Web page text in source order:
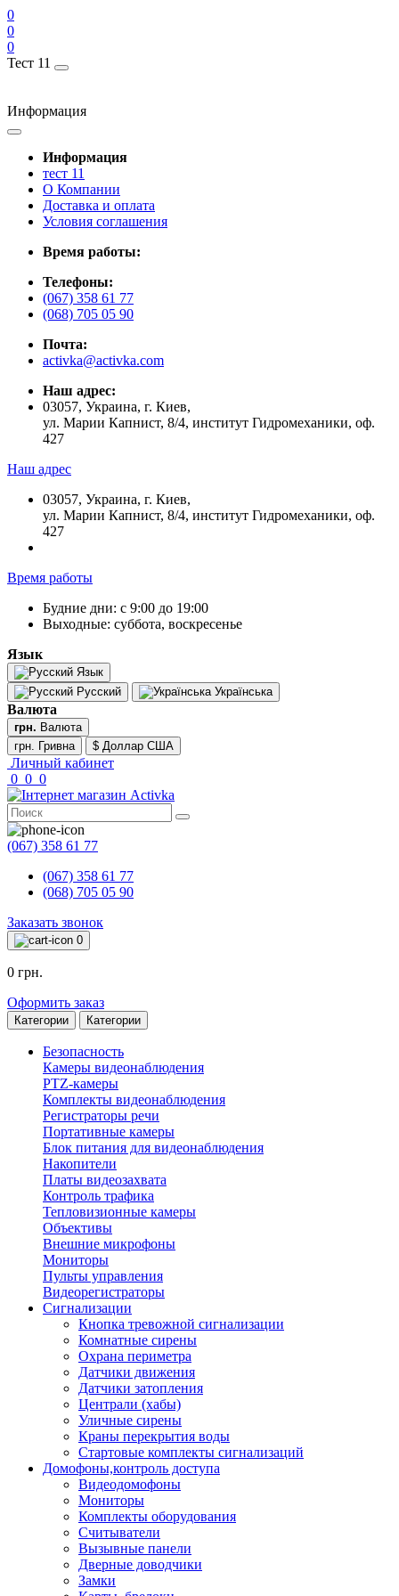
0
0
0
Тест 11
Информация
Информация
тест 11
О Компании
Доставка и оплата
Условия соглашения
Время работы:
Телефоны:
(067) 358 61 77
(068) 705 05 90
Почта:
activka@activka.com
Наш адрес:
03057, Украина, г. Киев,
ул. Марии Капнист, 8/4, институт Гидромеханики, оф.
427
Наш адрес
03057, Украина, г. Киев,
ул. Марии Капнист, 8/4, институт Гидромеханики, оф.
427
Время работы
Будние дни: с 9:00 до 19:00
Выходные: суббота, воскресенье
Язык
Язык
Русский
Українська
Валюта
грн. Валюта
грн. Гривна
$ Доллар США
Личный кабинет
0 0 0
(067) 358 61 77
(067) 358 61 77
(068) 705 05 90
Заказать звонок
0
0 грн.
Оформить заказ
Категории Категории
Безопасность
Камеры видеонаблюдения
PTZ-камеры
Комплекты видеонаблюдения
Регистраторы речи
Портативные камеры
Блок питания для видеонаблюдения
Накопители
Платы видеозахвата
Контроль трафика
Тепловизионные камеры
Объективы
Внешние микрофоны
Мониторы
Пульты управления
Видеорегистраторы
Сигнализации
Кнопка тревожной сигнализации
Комнатные сирены
Охрана периметра
Датчики движения
Датчики затопления
Централи (хабы)
Уличные сирены
Краны перекрытия воды
Стартовые комплекты сигнализаций
Домофоны,контроль доступа
Видеодомофоны
Мониторы
Комплекты оборудования
Считыватели
Вызывные панели
Дверные доводчики
Замки